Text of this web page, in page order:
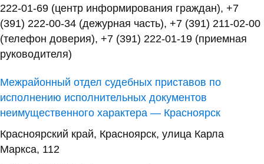
222-01-69 (центр информирования граждан), +7
(391) 222-00-34 (дежурная часть), +7 (391) 211-02-00
(телефон доверия), +7 (391) 222-01-19 (приемная
руководителя)
Межрайонный отдел судебных приставов по
исполнению исполнительных документов
неимущественного характера — Красноярск
Красноярский край, Красноярск, улица Карла
Маркса, 112